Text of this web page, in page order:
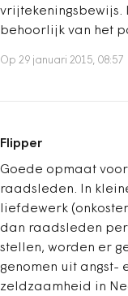
vrijtekeningsbewijs.
behoorlijk van het
Op 29 januari 2015, 08:57
Flipper
Goede opmaat
raadsleden. In
liefdewerk
dan raadsleden
stellen, worden er
genomen uit angst-
zeldzaamheid in